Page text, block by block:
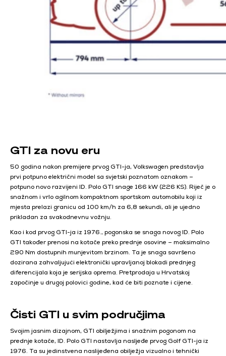
GTI za novu eru
50 godina nakon premijere prvog GTI-ja, Volkswagen predstavlja
prvi potpuno električni model sa svjetski poznatom oznakom –
potpuno novo razvijeni ID. Polo GTI snage 166 kW (226 KS). Riječ je o
snažnom i vrlo agilnom kompaktnom sportskom automobilu koji iz
mjesta prelazi granicu od 100 km/h za 6,8 sekundi, ali je ujedno
prikladan za svakodnevnu vožnju.
Kao i kod prvog GTI-ja iz 1976., pogonska se snaga novog ID. Polo
GTI također prenosi na kotače preko prednje osovine – maksimalno
290 Nm dostupnih munjevitom brzinom. Ta je snaga savršeno
dozirana zahvaljujući elektronički upravljanoj blokadi prednjeg
diferencijala koja je serijska oprema. Pretprodaja u Hrvatskoj
započinje u drugoj polovici godine, kad će biti poznate i cijene.
Čisti GTI u svim područjima
Svojim jasnim dizajnom, GTI obilježjima i snažnim pogonom na
prednje kotače, ID. Polo GTI nastavlja nasljeđe prvog Golf GTI-ja iz
1976. Ta su jedinstvena naslijeđena obilježja vizualno i tehnički